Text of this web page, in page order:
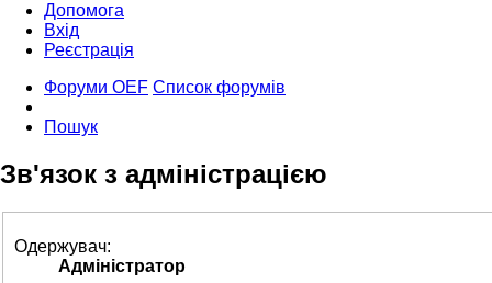
Допомога
Вхід
Реєстрація
Форуми OEF Список форумів
Пошук
Зв'язок з адміністрацією
Одержувач:
Адміністратор